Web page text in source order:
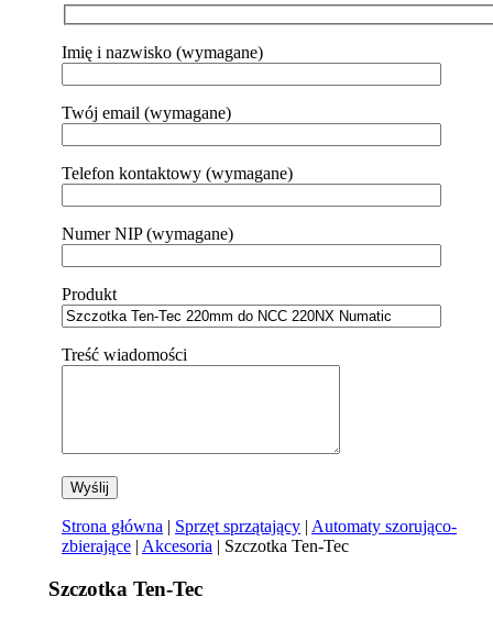
Imię i nazwisko (wymagane)
Twój email (wymagane)
Telefon kontaktowy (wymagane)
Numer NIP (wymagane)
Produkt
Treść wiadomości
Strona główna | Sprzęt sprzątający | Automaty szorująco-
zbierające | Akcesoria | Szczotka Ten-Tec
Szczotka Ten-Tec